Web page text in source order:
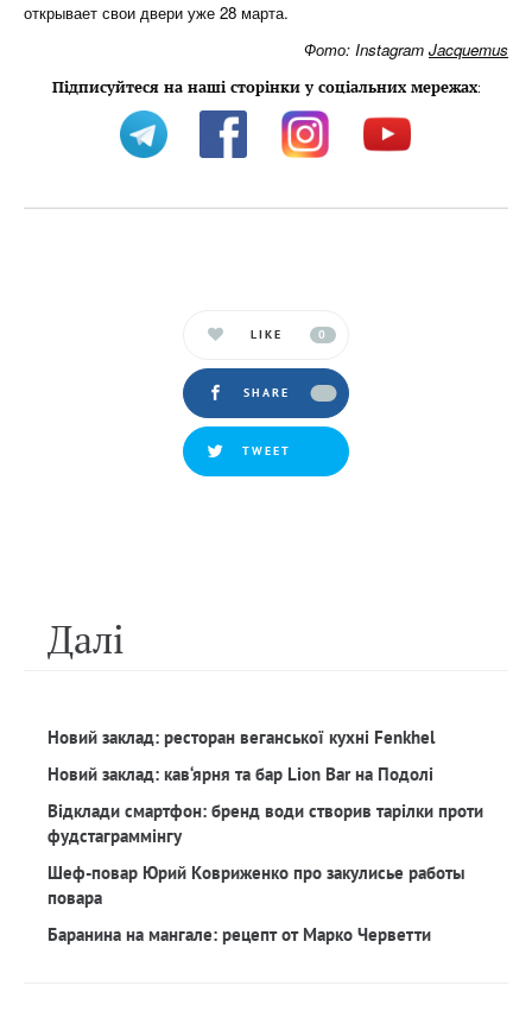
открывает свои двери уже 28 марта.
Фото: Instagram Jacquemus
Підписуйтеся на наші сторінки у соціальних мережах:
LIKE 0
SHARE
TWEET
Далi
Новий заклад: ресторан веганської кухні Fenkhel
Новий заклад: кав‘ярня та бар Lion Bar на Подолі
Відклади смартфон: бренд води створив тарілки проти
фудстаграммінгу
Шеф-повар Юрий Ковриженко про закулисье работы
повара
Баранина на мангале: рецепт от Марко Черветти